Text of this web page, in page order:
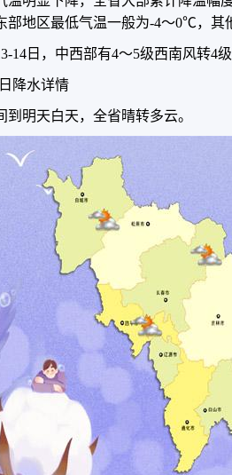
部地区最低气温一般为-4～0℃，
14日，中西部有4～5级西南风转4
降水详情
到明天白天，全省晴转多云。